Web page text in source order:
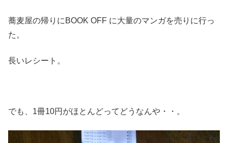
蕎麦屋の帰りにBOOK OFF に大量のマンガを売りに行っ
た。
長いレシート。
でも、1冊10円がほとんどってどうなんや・・。